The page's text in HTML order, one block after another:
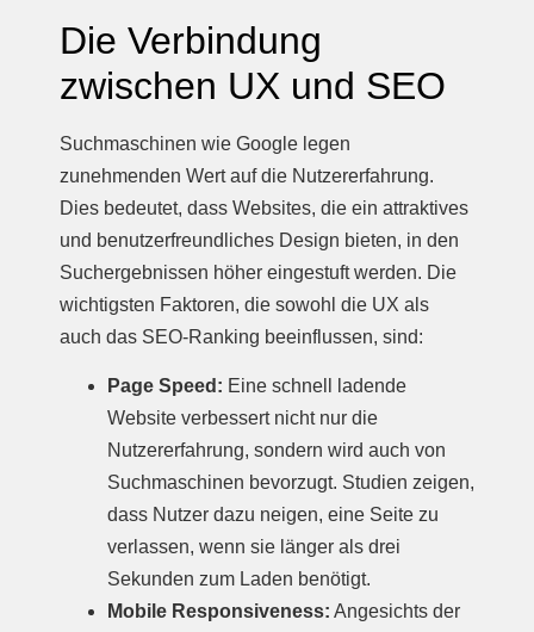
Die Verbindung
zwischen UX und SEO
Suchmaschinen wie Google legen
zunehmenden Wert auf die Nutzererfahrung.
Dies bedeutet, dass Websites, die ein attraktives
und benutzerfreundliches Design bieten, in den
Suchergebnissen höher eingestuft werden. Die
wichtigsten Faktoren, die sowohl die UX als
auch das SEO-Ranking beeinflussen, sind:
Page Speed: Eine schnell ladende
Website verbessert nicht nur die
Nutzererfahrung, sondern wird auch von
Suchmaschinen bevorzugt. Studien zeigen,
dass Nutzer dazu neigen, eine Seite zu
verlassen, wenn sie länger als drei
Sekunden zum Laden benötigt.
Mobile Responsiveness: Angesichts der